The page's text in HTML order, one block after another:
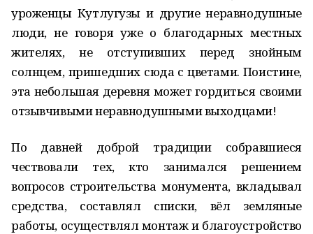
уроженцы Кутлугузы и другие неравнодушные
люди, не говоря уже о благодарных местных
жителях, не отступивших перед знойным
солнцем, пришедших сюда с цветами. Поистине,
эта небольшая деревня может гордиться своими
отзывчивыми неравнодушными выходцами!
По давней доброй традиции собравшиеся
чествовали тех, кто занимался решением
вопросов строительства монумента, вкладывал
средства, составлял списки, вёл земляные
работы, осуществлял монтаж и благоустройство